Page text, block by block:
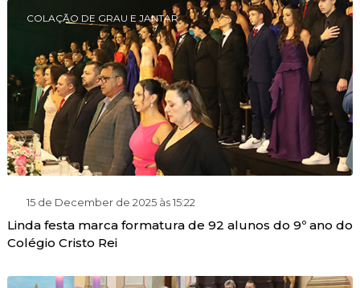
COLAÇÃO DE GRAU E JANTAR
15 de December de 2025 às 15:22
Linda festa marca formatura de 92 alunos do 9º ano do
Colégio Cristo Rei